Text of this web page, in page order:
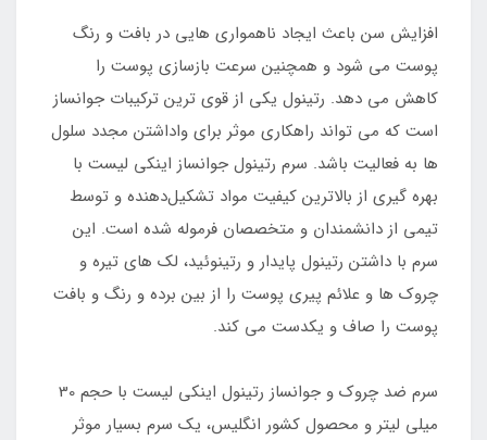
افزایش سن باعث ایجاد ناهمواری هایی در بافت و رنگ
پوست می شود و همچنین سرعت بازسازی پوست را
کاهش می دهد. رتینول یکی از قوی ترین ترکیبات جوانساز
است که می تواند راهکاری موثر برای واداشتن مجدد سلول
ها به فعالیت باشد. سرم رتینول جوانساز اینکی لیست با
بهره گیری از بالاترین کیفیت مواد تشکیل‌دهنده و توسط
تیمی از دانشمندان و متخصصان فرموله شده است. این
سرم با داشتن رتینول پایدار و رتینوئید، لک های تیره و
چروک ها و علائم پیری پوست را از بین برده و رنگ و بافت
پوست را صاف و یکدست می کند.
سرم ضد چروک و جوانساز رتینول اینکی لیست با حجم 30
میلی لیتر و محصول کشور انگلیس، یک سرم بسیار موثر